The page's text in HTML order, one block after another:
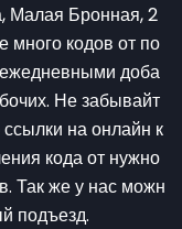
Малая Бронная, 2
много кодов от по
ежедневными доба
Не забывайт
на онлайн к
кода от нужно
Так же у нас можн
подъезд.